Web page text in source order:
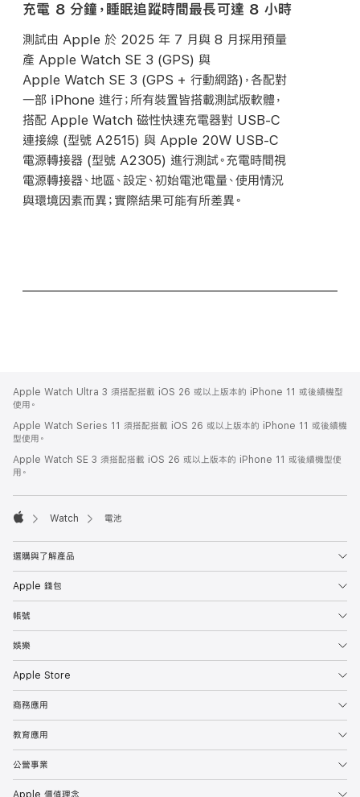
充電 8 分鐘，睡眠追蹤時間最長可達 8 小時
測試由 Apple 於 2025 年 7 月與 8 月採用預量
產 Apple Watch SE 3 (GPS) 與
Apple Watch SE 3 (GPS + 行動網路)，各配對
一部 iPhone 進行；所有裝置皆搭載測試版軟體，
搭配 Apple Watch 磁性快速充電器對 USB-C
連接線 (型號 A2515) 與 Apple 20W USB-C
電源轉接器 (型號 A2305) 進行測試。充電時間視
電源轉接器、地區、設定、初始電池電量、使用情況
與環境因素而異；實際結果可能有所差異。
Footer
Apple Watch Ultra 3 須搭配搭載 iOS 26 或以上版本的 iPhone 11 或後續機型
使用。
Apple Watch Series 11 須搭配搭載 iOS 26 或以上版本的 iPhone 11 或後續機
型使用。
Apple Watch SE 3 須搭配搭載 iOS 26 或以上版本的 iPhone 11 或後續機型使
用。

Watch 電池
選購與了解產品
Apple 錢包
帳號
娛樂
Apple Store
商務應用
教育應用
公營事業
Apple 價值理念